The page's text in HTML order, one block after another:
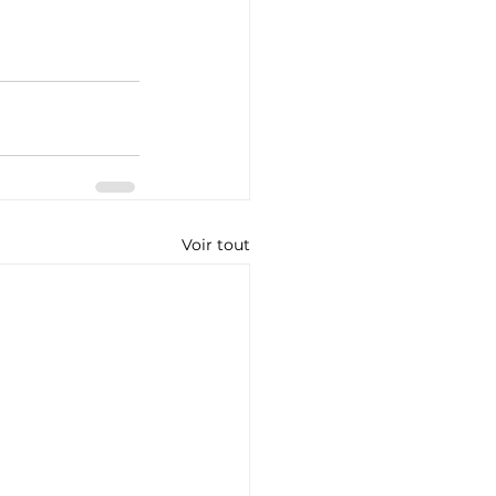
Voir tout